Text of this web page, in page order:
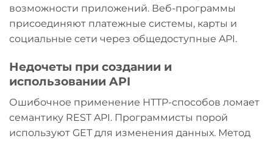
возможности приложений. Веб-программы
присоединяют платежные системы, карты и
социальные сети через общедоступные API.
Недочеты при создании и
использовании API
Ошибочное применение HTTP-способов ломает
семантику REST API. Программисты порой
используют GET для изменения данных. Метод